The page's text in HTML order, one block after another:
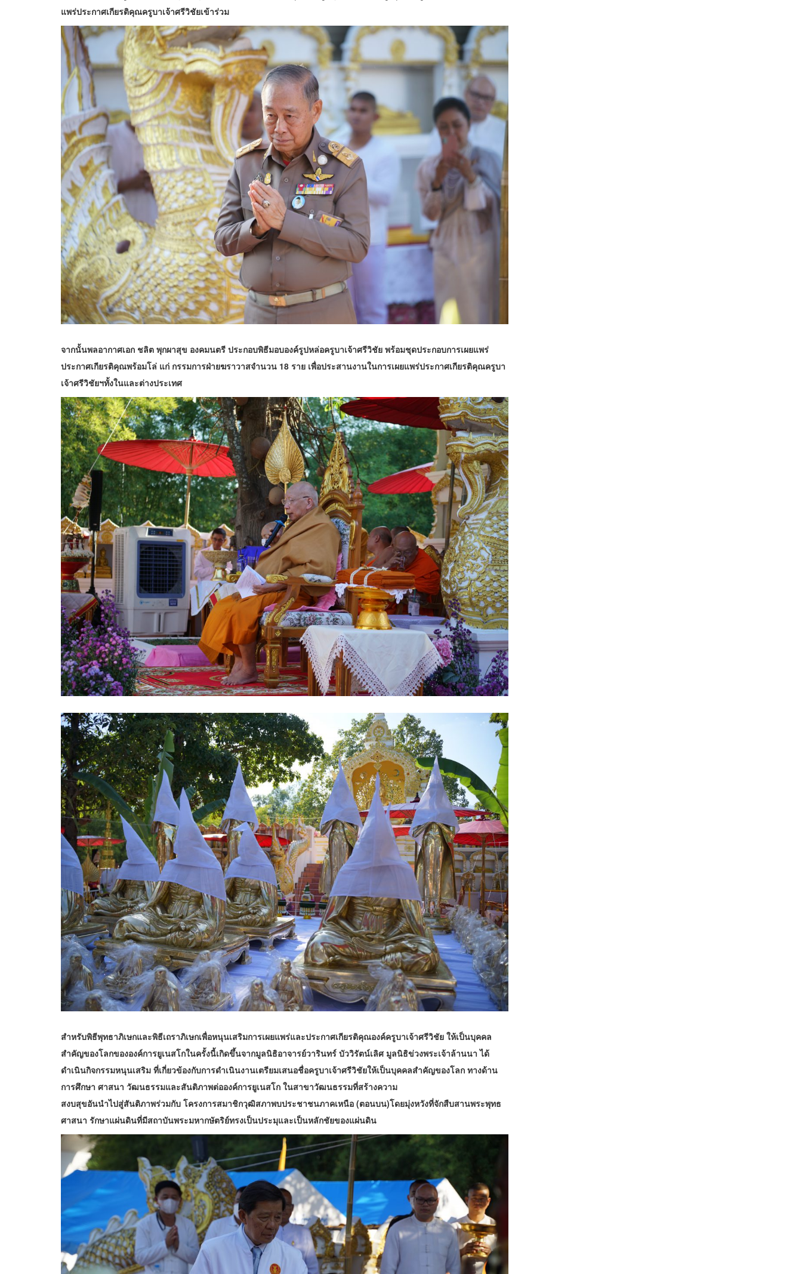
แพร่ประกาศเกียรติคุณครูบาเจ้าศรีวิชัยเข้าร่วม
จากนั้นพลอากาศเอก ชลิต พุกผาสุข องคมนตรี ประกอบพิธีมอบองค์รูปหล่อครูบาเจ้าศรีวิชัย พร้อมชุดประกอบการเผยแพร่
ประกาศเกียรติคุณพร้อมโล่ แก่ กรรมการฝ่ายฆราวาสจำนวน 18 ราย เพื่อประสานงานในการเผยแพร่ประกาศเกียรติคุณครูบา
เจ้าศรีวิชัยฯทั้งในและต่างประเทศ
สำหรับพิธีพุทธาภิเษกและพิธีเถราภิเษกเพื่อหนุนเสริมการเผยแพร่และประกาศเกียรติคุณองค์ครูบาเจ้าศรีวิชัย ให้เป็นบุคคล
สำคัญของโลกขององค์การยูเนสโกในครั้งนี้เกิดขึ้นจากมูลนิธิอาจารย์วารินทร์ บัววิรัตน์เลิศ มูลนิธิข่วงพระเจ้าล้านนา ได้
ดำเนินกิจกรรมหนุนเสริม ที่เกี่ยวข้องกับการดำเนินงานเตรียมเสนอชื่อครูบาเจ้าศรีวิชัยให้เป็นบุคคลสำคัญของโลก ทางด้าน
การศึกษา ศาสนา วัฒนธรรมและสันติภาพต่อองค์การยูเนสโก ในสาขาวัฒนธรรมที่สร้างความ
สงบสุขอันนำไปสู่สันติภาพร่วมกับ โครงการสมาชิกวุฒิสภาพบประชาชนภาคเหนือ (ตอนบน)โดยมุ่งหวังที่จักสืบสานพระพุทธ
ศาสนา รักษาแผ่นดินที่มีสถาบันพระมหากษัตริย์ทรงเป็นประมุและเป็นหลักชัยของแผ่นดิน